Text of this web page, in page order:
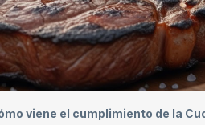
viene el cumplimiento de la